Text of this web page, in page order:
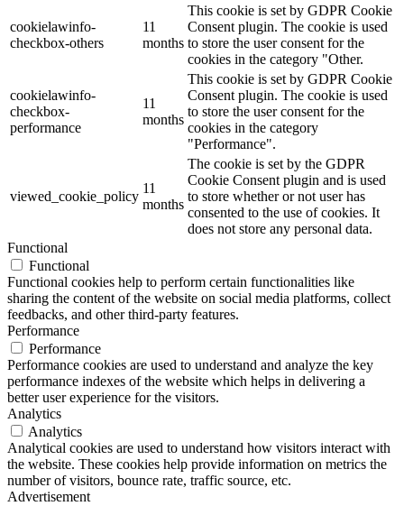
cookielawinfo-
checkbox-others
11
months
This cookie is set by GDPR Cookie
Consent plugin. The cookie is used
to store the user consent for the
cookies in the category "Other.
cookielawinfo-
checkbox-
performance
11
months
This cookie is set by GDPR Cookie
Consent plugin. The cookie is used
to store the user consent for the
cookies in the category
"Performance".
viewed_cookie_policy
11
months
The cookie is set by the GDPR
Cookie Consent plugin and is used
to store whether or not user has
consented to the use of cookies. It
does not store any personal data.
Functional
Functional
Functional cookies help to perform certain functionalities like
sharing the content of the website on social media platforms, collect
feedbacks, and other third-party features.
Performance
Performance
Performance cookies are used to understand and analyze the key
performance indexes of the website which helps in delivering a
better user experience for the visitors.
Analytics
Analytics
Analytical cookies are used to understand how visitors interact with
the website. These cookies help provide information on metrics the
number of visitors, bounce rate, traffic source, etc.
Advertisement